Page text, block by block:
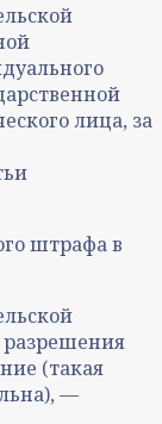
лица, за
штрафа в
разрешения
(такая
—